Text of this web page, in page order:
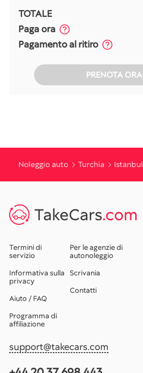
TOTALE
Paga ora
Pagamento al ritiro
PRENOTA ORA
Noleggio auto Turchia Istanbul
TakeCars.com
Termini di
servizio
Informativa sulla
privacy
Aiuto / FAQ
Programma di
affiliazione
Per le agenzie di
autonoleggio
Scrivania
Contatti
support@takecars.com